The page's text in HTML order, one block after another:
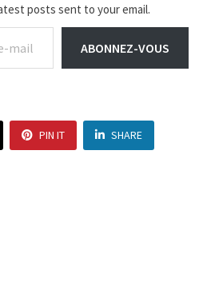
posts sent to your email.
ABONNEZ-VOUS
PIN IT SHARE